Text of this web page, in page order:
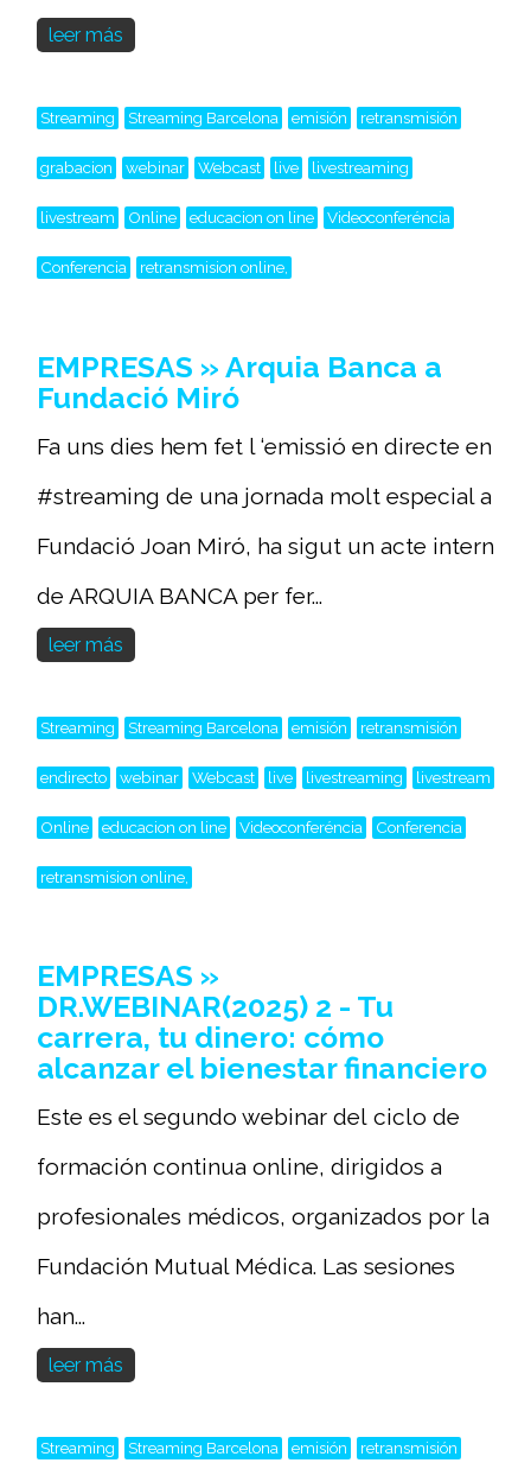
leer más
Streaming Streaming Barcelona emisión retransmisión
grabacion webinar Webcast live livestreaming
livestream Online educacion on line Videoconferéncia
Conferencia retransmision online,
EMPRESAS » Arquia Banca a
Fundació Miró
Fa uns dies hem fet l ‘emissió en directe en
#streaming de una jornada molt especial a
Fundació Joan Miró, ha sigut un acte intern
de ARQUIA BANCA per fer...
leer más
Streaming Streaming Barcelona emisión retransmisión
endirecto webinar Webcast live livestreaming livestream
Online educacion on line Videoconferéncia Conferencia
retransmision online,
EMPRESAS »
DR.WEBINAR(2025) 2 - Tu
carrera, tu dinero: cómo
alcanzar el bienestar financiero
Este es el segundo webinar del ciclo de
formación continua online, dirigidos a
profesionales médicos, organizados por la
Fundación Mutual Médica. Las sesiones
han...
leer más
Streaming Streaming Barcelona emisión retransmisión